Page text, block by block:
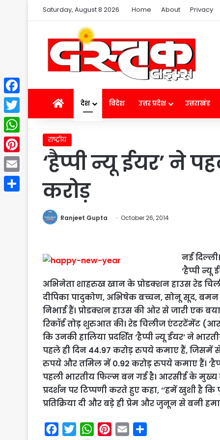
Saturday, August 8 2026 Home About Privacy
Homeदेश विदेश उत्तर प्रदेश उत्तराखंड
राष्ट्रीय
‘हैप्पी न्यू ईयर’ ने
करोड़
Ranjeet Gupta October 26, 2014
नई
‘हैप्पी
अभिनेता शाहरुख खान के प्रोडक्शन हाउस रेड
दीपिका पादुकोण, अभिषेक बच्चन, सोनू सूद, बमन
निभाई हैं। प्रोडक्शन हाउस की ओर से जारी एक
रिकॉर्ड तोड़ शुरुआत की। रेड चिलीज एंटरटेंमेंट
कि उनकी हालिया प्रदर्शित ‘हैप्पी न्यू ईयर’ ने
पहले ही दिन 44.97 करोड़ रुपये कमाए हैं, जिसमें
रुपये और तमिल में 0.92 करोड़ रुपये कमाए हैं।
पहली भारतीय फिल्म बन गई है। आरसीई के मुख्य
प्रदर्शन पर टिप्पणी करते हुए कहा, ‘‘हमें खुशी है
प्रतिक्रिया दी और बड़े ही प्रेम और जुनून से बनी
W
Facebook
Twitter
WhatsApp
Pinterest
Email